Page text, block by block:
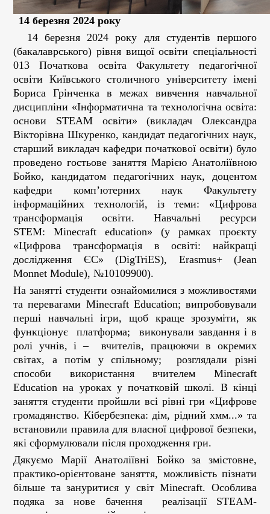
14 березня 2024 року
14 березня 2024 року для студентів першого
(бакалаврського) рівня вищої освіти спеціальності
013 Початкова освіта Факультету педагогічної
освіти Київського столичного університету імені
Бориса Грінченка в межах вивчення навчальної
дисципліни «Інформатична та технологічна освіта:
основи STEAM освіти» (викладач Олександра
Вікторівна Шкуренко, кандидат педагогічних наук,
старший викладач кафедри початкової освіти) було
проведено гостьове заняття Марією Анатоліївною
Бойко, кандидатом педагогічних наук, доцентом
кафедри комп’ютерних наук Факультету
інформаційних технологій, із теми: «Цифрова
трансформація освіти. Навчальні ресурси
STEM: Minecraft education» (у рамках проєкту
«Цифрова трансформація в освіті: найкращі
дослідження ЄС» (DigTriES), Erasmus+ (Jean
Monnet Module), №10109900).
На занятті студенти ознайомилися з можливостями
та перевагами Minecraft Education; випробовували
перші навчальні ігри, щоб краще зрозуміти, як
функціонує платформа; виконували завдання і в
ролі учнів, і – вчителів, працюючи в окремих
світах, а потім у спільному; розглядали різні
способи використання вчителем Minecraft
Education на уроках у початковій школі. В кінці
заняття студенти пройшли всі рівні гри «Цифрове
громадянство. Кібербезпека: дім, рідний хмм...» та
встановили правила для власної цифрової безпеки,
які сформулювали після проходження гри.
Дякуємо Марії Анатоліївні Бойко за змістовне,
практико-орієнтоване заняття, можливість пізнати
більше та зануритися у світ Minecraft. Особлива
подяка за нове бачення реалізації STEAM-